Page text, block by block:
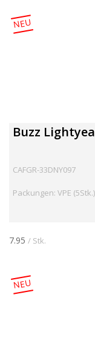
NEU
Buzz
CAFGR-33DNY097
Packungen: VPE
7.95 / Stk.
NEU